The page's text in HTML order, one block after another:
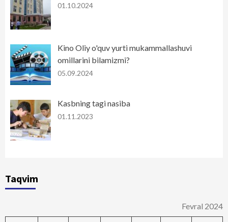
01.10.2024
Kino Oliy o'quv yurti mukammallashuvi
omillarini bilamizmi?
05.09.2024
Kasbning tagi nasiba
01.11.2023
Taqvim
Fevral 2024